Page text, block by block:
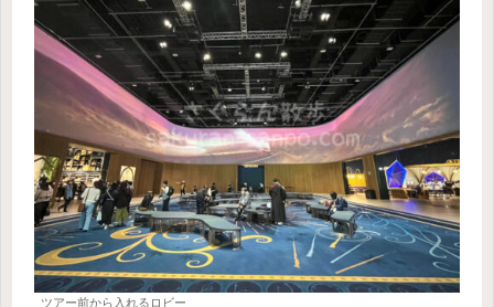
ツアー前から入れるロビー